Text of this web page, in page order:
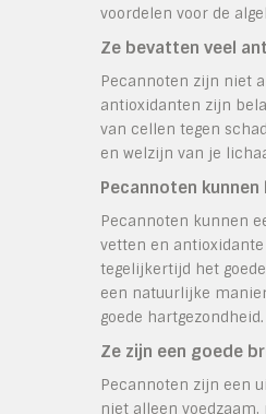
voordelen voor de
Ze bevatten veel
Pecannoten zijn niet
antioxidanten zijn
van cellen tegen
en welzijn van je
Pecannoten
Pecannoten kunnen
vetten en
tegelijkertijd het
een natuurlijke
goede hartgezondheid.
Ze zijn een goede
Pecannoten zijn een
niet alleen